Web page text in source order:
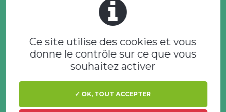
Nous plaçons le client au cœur de
nos préoccupations. Notre
satisfaction client.
Ce site utilise des cookies et vous
donne le contrôle sur ce que vous
souhaitez activer
✓ OK, TOUT ACCEPTER